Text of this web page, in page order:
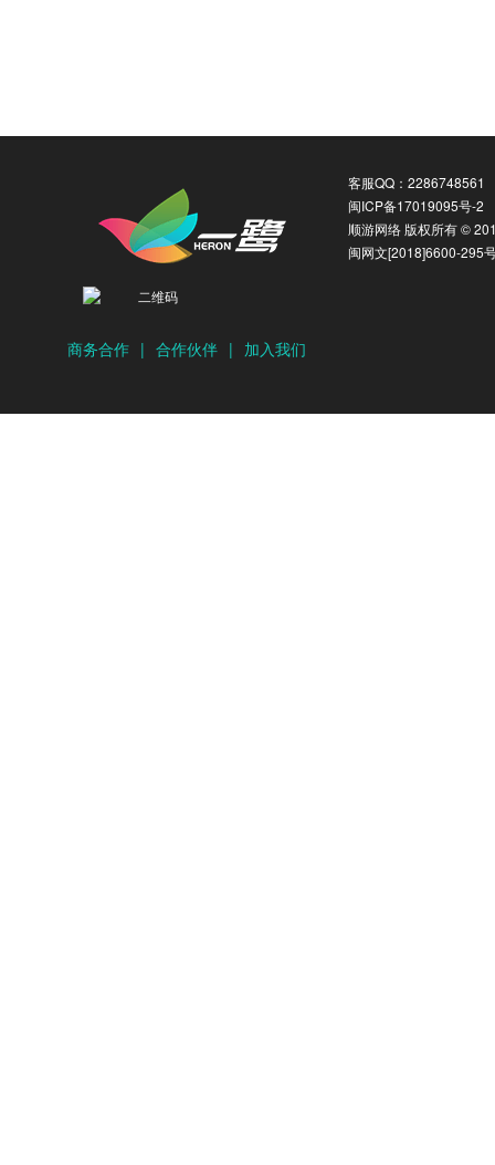
客服QQ：2286748561
闽ICP备17019095号-2
顺游网络 版权所有 ©
闽网文[2018]6600-295
商务合作 | 合作伙伴 | 加入我们